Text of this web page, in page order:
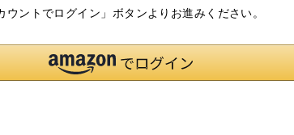
ウントでログイン」ボタンよりお進みください。